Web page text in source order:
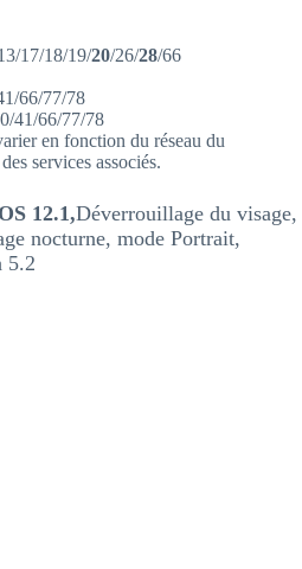
17/18/19/20/26/28/66
66/77/78
41/66/77/78
en fonction du réseau du
services associés.
12.1,Déverrouillage du visage,
nocturne, mode Portrait,
5.2